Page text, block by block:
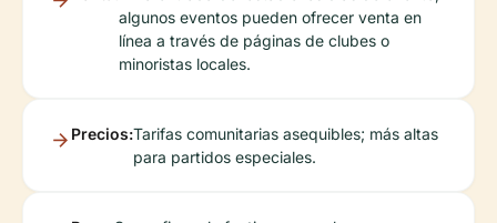
algunos eventos pueden ofrecer venta en
línea a través de páginas de clubes o
minoristas locales.
Precios:Tarifas comunitarias asequibles; más altas
para partidos especiales.